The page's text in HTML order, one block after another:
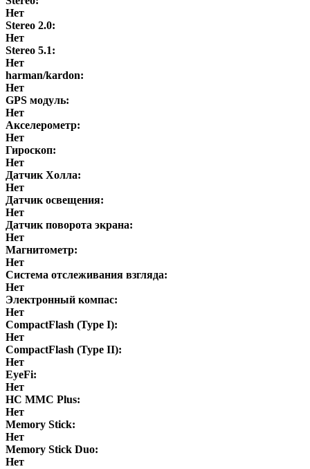
Нет
Stereo 2.0:
Нет
Stereo 5.1:
Нет
harman/kardon:
Нет
GPS модуль:
Нет
Акселерометр:
Нет
Гироскоп:
Нет
Датчик Холла:
Нет
Датчик освещения:
Нет
Датчик поворота экрана:
Нет
Магнитометр:
Нет
Система отслеживания взгляда:
Нет
Электронный компас:
Нет
CompactFlash (Type I):
Нет
CompactFlash (Type II):
Нет
EyeFi:
Нет
HC MMC Plus:
Нет
Memory Stick:
Нет
Memory Stick Duo:
Нет